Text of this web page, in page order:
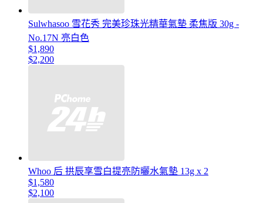
Sulwhasoo 雪花秀 完美珍珠光精華氣墊 柔焦版 30g -
No.17N 亮白色
$1,890
$2,200
Whoo 后 拱辰享雪白提亮防曬水氣墊 13g x 2
$1,580
$2,100